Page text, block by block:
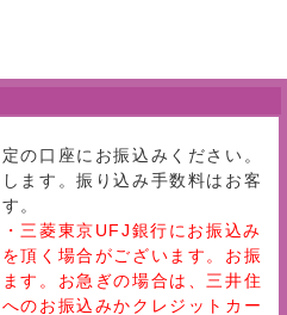
の口座にお振込みください。
ます。振り込み手数料はお客
。
三菱東京UFJ銀行にお振込み
頂く場合がございます。お振
す。お急ぎの場合は、三井住
のお振込みかクレジットカー